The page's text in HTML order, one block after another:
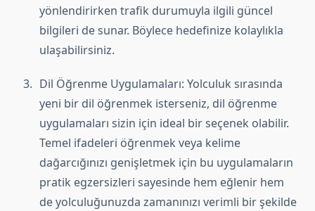
yönlendirirken trafik durumuyla ilgili güncel
bilgileri de sunar. Böylece hedefinize kolaylıkla
ulaşabilirsiniz.
Dil Öğrenme Uygulamaları: Yolculuk sırasında
yeni bir dil öğrenmek isterseniz, dil öğrenme
uygulamaları sizin için ideal bir seçenek olabilir.
Temel ifadeleri öğrenmek veya kelime
dağarcığınızı genişletmek için bu uygulamaların
pratik egzersizleri sayesinde hem eğlenir hem
de yolculuğunuzda zamanınızı verimli bir şekilde